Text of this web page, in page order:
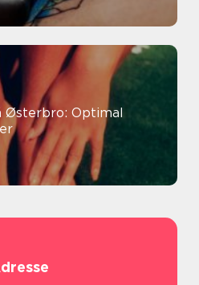
Østerbro: Optimal